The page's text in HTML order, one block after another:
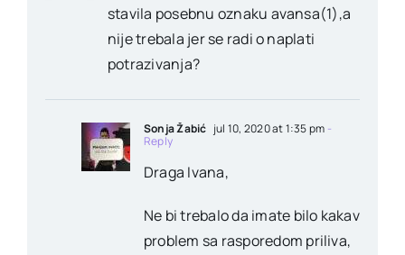
stavila posebnu oznaku avansa(1),a
nije trebala jer se radi o naplati
potrazivanja?
Sonja Žabić jul 10, 2020 at 1:35 pm -
Reply
Draga Ivana,
Ne bi trebalo da imate bilo kakav
problem sa rasporedom priliva,